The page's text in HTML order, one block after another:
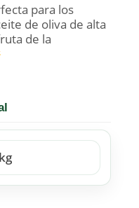
para los
de oliva de alta
de la